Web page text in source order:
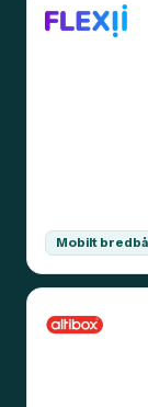
Mobilt